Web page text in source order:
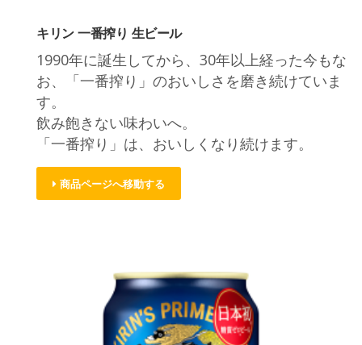
キリン 一番搾り 生ビール
1990年に誕生してから、30年以上経った今もな
お、「一番搾り」のおいしさを磨き続けていま
す。
飲み飽きない味わいへ。
「一番搾り」は、おいしくなり続けます。
商品ページへ移動する